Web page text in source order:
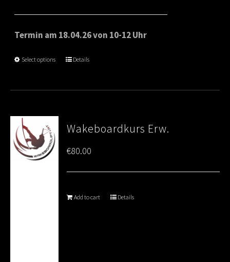
range:
€65.00
Termin am 18.04.26 von 10-12 Uhr
Select options Details
Wakeboardkurs Erw.
€80.00
Add to cart Details